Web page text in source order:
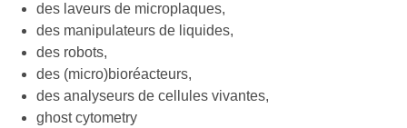
des laveurs de microplaques,
des manipulateurs de liquides,
des robots,
des (micro)bioréacteurs,
des analyseurs de cellules vivantes,
ghost cytometry